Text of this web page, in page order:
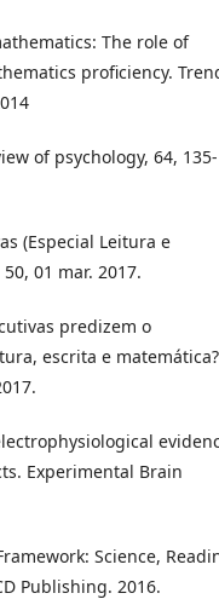
The role of
proficiency.
of psychology, 64, 135-
(Especial Leitura e
50, 01 mar. 2017.
predizem o
escrita e
Experimental Brain
Science,
Publishing. 2016.